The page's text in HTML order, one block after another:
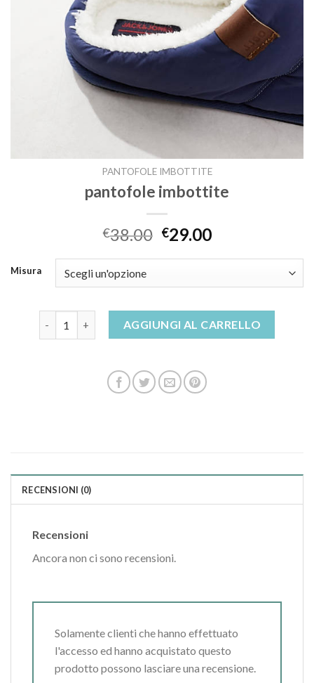
PANTOFOLE IMBOTTITE
pantofole imbottite
€38.00 €29.00
Misura
pantofole imbottite quantitàAGGIUNGI AL CARRELLO
RECENSIONI (0)
Recensioni
Ancora non ci sono recensioni.
Solamente clienti che hanno effettuato
l'accesso ed hanno acquistato questo
prodotto possono lasciare una recensione.